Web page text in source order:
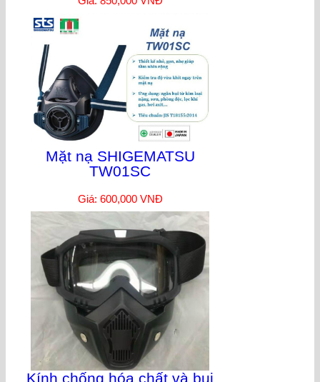
Mặt nạ SHIGEMATSU
TW01SC
Giá: 600,000 VNĐ
Kính chống hóa chất và bụi